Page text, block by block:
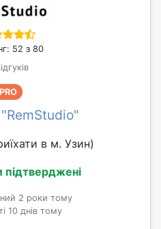
52 з 80
PRO
в м. Узин)
підтверджені
2 роки тому
10 днів тому